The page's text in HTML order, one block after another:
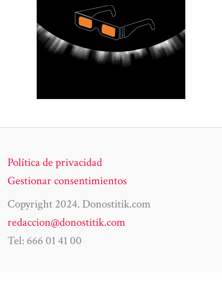
Política de privacidad
Gestionar consentimientos
Copyright 2024. Donostitik.com
redaccion@donostitik.com
Tel: 666 01 41 00